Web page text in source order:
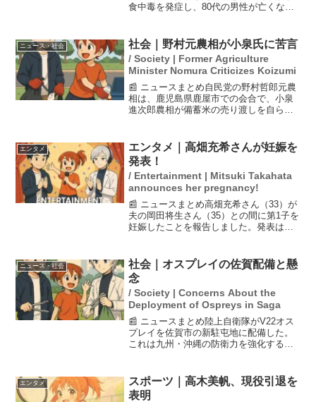
食中毒を発症し、80代の男性が亡くなり
す。約4時間後に男性は死亡し、一緒に食
べた妻は無事に回復...
ニュース・社会 社会｜野村元農相が小泉氏に苦言
/ Society | Former Agriculture
Minister Nomura Criticizes Koizumi
📰 ニュースまとめ自民党の野村哲郎元農
相は、鹿児島県鹿屋市での会合で、小泉
進次郎農相が備蓄米の売り渡しを自ら決
たことを問題視し、「ルールを覚えても
らわないといけない」と...
エンタメ
エンタメ｜高畑充希さんが妊娠を
発表！
/ Entertainment | Mitsuki Takahata
announces her pregnancy!
📰 ニュースまとめ高畑充希さん（33）が
夫の岡田将生さん（35）との間に第1子を
妊娠したことを報告しました。発表は双
しい命を授かりました」とコメントし、
今後も温かい応援...
ニュース・社会
社会｜オスプレイの佐賀配備と懸
念
/ Society | Concerns About the
Deployment of Ospreys in Saga
📰 ニュースまとめ陸上自衛隊がV22オス
プレイを佐賀市の新駐屯地に配備した。
これは九州・沖縄の防衛力を強化する
し、地域住民からは安全性への懸念が根
強く、政府はその重要...
エンタメ
スポーツ｜高木美帆、現役引退を
表明